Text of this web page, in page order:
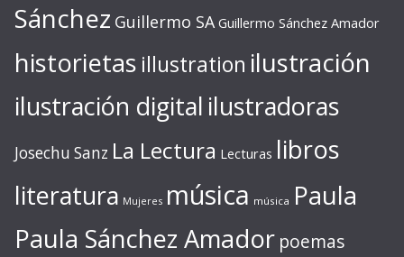
Sánchez Guillermo SA Guillermo Sánchez Amador
historietas illustration ilustración
ilustración digital ilustradoras
Josechu Sanz La Lectura Lecturas libros
literatura Mujeres música música Paula
Paula Sánchez Amador poemas